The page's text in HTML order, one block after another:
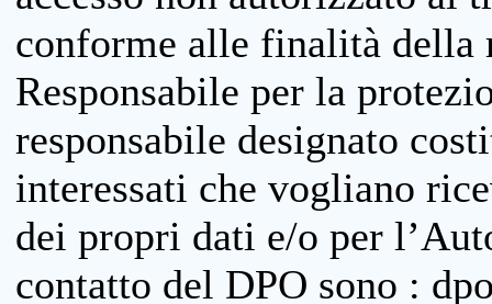
conforme alle finalità della
Responsabile per la
responsabile designato
interessati che vogliano
dei propri dati e/o per
contatto del DPO sono :